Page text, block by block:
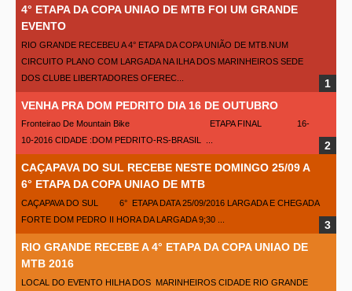
4° ETAPA DA COPA UNIAO DE MTB FOI UM GRANDE
EVENTO
RIO GRANDE RECEBEU A 4° ETAPA DA COPA UNIÃO DE MTB.NUM
CIRCUITO PLANO COM LARGADA NA ILHA DOS MARINHEIROS SEDE
DOS CLUBE LIBERTADORES OFEREC...
VENHA PRA DOM PEDRITO DIA 16 DE OUTUBRO
Fronteirao De Mountain Bike ETAPA FINAL 16-
10-2016 CIDADE :DOM PEDRITO-RS-BRASIL ...
CAÇAPAVA DO SUL RECEBE NESTE DOMINGO 25/09 A
6° ETAPA DA COPA UNIAO DE MTB
CAÇAPAVA DO SUL 6° ETAPA DATA 25/09/2016 LARGADA E CHEGADA
FORTE DOM PEDRO II HORA DA LARGADA 9;30 ...
RIO GRANDE RECEBE A 4° ETAPA DA COPA UNIAO DE
MTB 2016
LOCAL DO EVENTO HILHA DOS MARINHEIROS CIDADE RIO GRANDE